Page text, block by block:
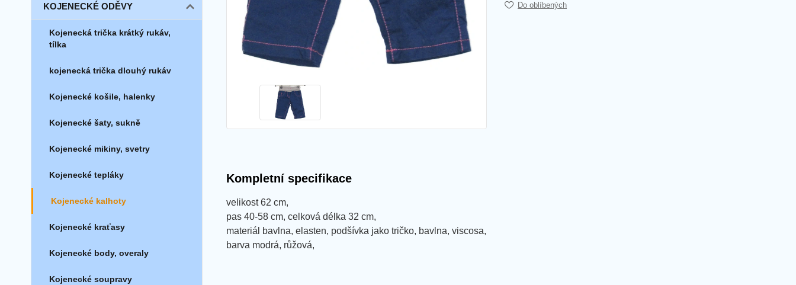
KOJENECKÉ ODĚVY
Kojenecká trička krátký rukáv,
tílka
kojenecká trička dlouhý rukáv
Kojenecké košile, halenky
Kojenecké šaty, sukně
Kojenecké mikiny, svetry
Kojenecké tepláky
Kojenecké kalhoty
Kojenecké kraťasy
Kojenecké body, overaly
Kojenecké soupravy
Do oblíbených
Kompletní specifikace
velikost 62 cm,
pas 40-58 cm, celková délka 32 cm,
materiál bavlna, elasten, podšívka jako tričko, bavlna, viscosa,
barva modrá, růžová,